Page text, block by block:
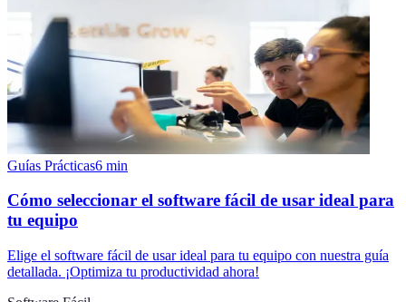
Guías Prácticas6 min
Cómo seleccionar el software fácil de usar ideal para
tu equipo
Elige el software fácil de usar ideal para tu equipo con nuestra guía
detallada. ¡Optimiza tu productividad ahora!